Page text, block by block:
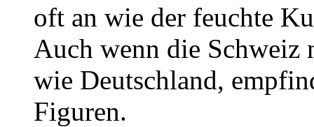
oft an wie der feuchte
Auch wenn die
wie Deutschland,
Figuren.